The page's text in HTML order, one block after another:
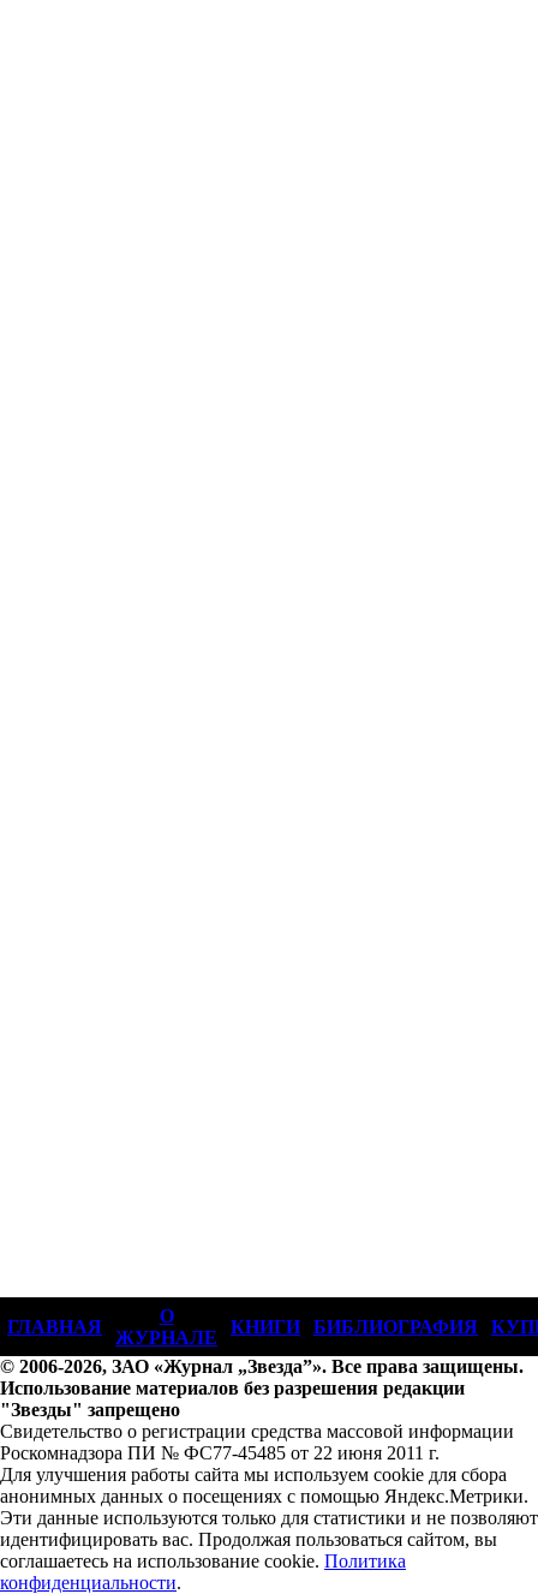
ГЛАВНАЯ
О
ЖУРНАЛЕ
КНИГИ БИБЛИОГРАФИЯ
© 2006-2026, ЗАО «Журнал „Звезда”». Все права защищены.
Использование материалов без разрешения редакции
"Звезды" запрещено
Свидетельство о регистрации средства массовой информации
Роскомнадзора ПИ № ФС77-45485 от 22 июня 2011 г.
Для улучшения работы сайта мы используем cookie для сбора
анонимных данных о посещениях с помощью Яндекс.Метрики.
Эти данные используются только для статистики и не позволяют
идентифицировать вас. Продолжая пользоваться сайтом, вы
соглашаетесь на использование cookie. Политика
конфиденциальности.